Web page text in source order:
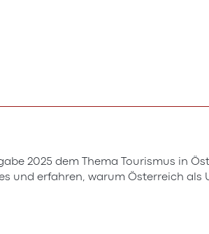
2025 dem Thema Tourismus in
und erfahren, warum Österreich als